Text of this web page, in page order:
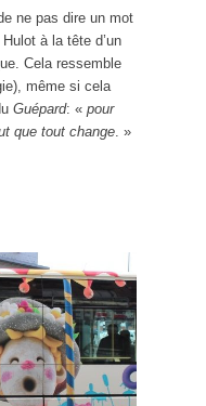
ne pas dire un mot
à la tête d’un
Cela ressemble
même si cela
Guépard: « pour
que tout change. »